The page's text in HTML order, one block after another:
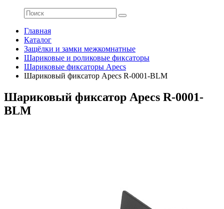
Главная
Каталог
Защёлки и замки межкомнатные
Шариковые и роликовые фиксаторы
Шариковые фиксаторы Apecs
Шариковый фиксатор Apecs R-0001-BLM
Шариковый фиксатор Apecs R-0001-
BLM